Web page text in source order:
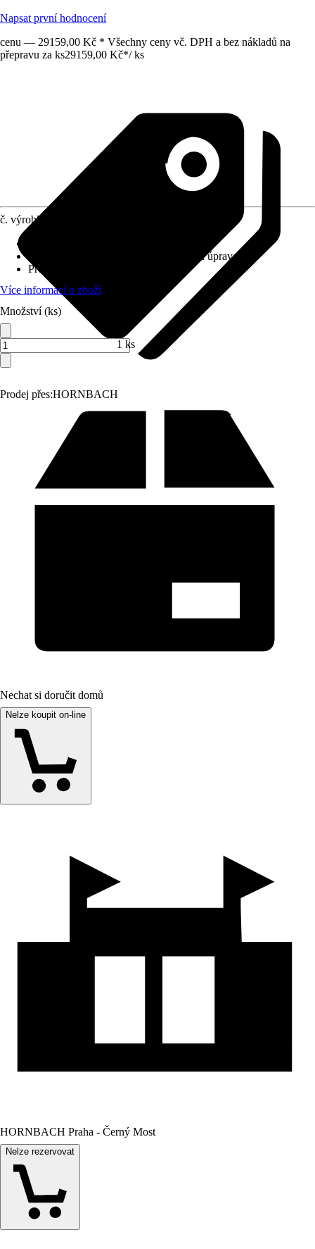
Napsat první hodnocení
cenu — 29159,00 Kč * Všechny ceny vč. DPH a bez nákladů na
přepravu za ks29159,00 Kč*/ ks
Prodej přes:HORNBACH
č. výrobku
S práškovou úpravou
Profil
Více informací o zboží
Množství (ks)
1 ks
Nechat si doručit domů
Nelze koupit on-line
HORNBACH Praha - Černý Most
Nelze rezervovat